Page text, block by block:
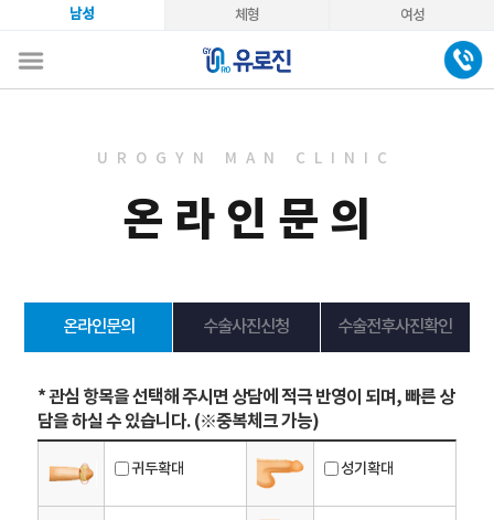
남성 체형 여성
UROGYN MAN CLINIC
온라인문의
온라인문의 수술사진신청 수술전후사진확인
* 관심 항목을 선택해 주시면 상담에 적극 반영이 되며, 빠른 상
담을 하실 수 있습니다. (※중복체크 가능)
귀두확대 성기확대